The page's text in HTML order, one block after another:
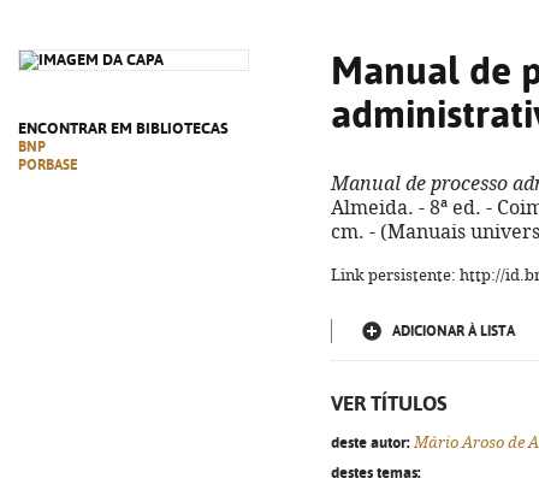
ENCONTRAR EM BIBLIOTECAS
BNP
PORBASE
Manual de
Manual de processo
Almeida. - 8ª ed. -
cm. - (Manuais
Link persistente: http://
ADICIONAR À LISTA
VER TÍTULOS
deste autor: Mário Aroso de
destes temas: